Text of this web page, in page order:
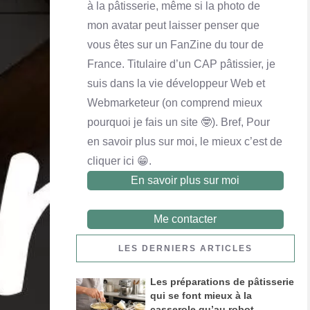
Financier noix de pécan et chocolat au lait
En savoir plus
à la pâtisserie, même si la photo de
mon avatar peut laisser penser que
vous êtes sur un FanZine du tour de
France. Titulaire d’un CAP pâtissier, je
suis dans la vie développeur Web et
Webmarketeur (on comprend mieux
pourquoi je fais un site 🤓). Bref, Pour
en savoir plus sur moi, le mieux c’est de
cliquer ici 😁.
En savoir plus sur moi
Me contacter
LES DERNIERS ARTICLES
Les préparations de pâtisserie
qui se font mieux à la